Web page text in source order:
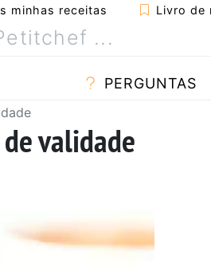
minhas receitas Livro de
PERGUNTAS
validade